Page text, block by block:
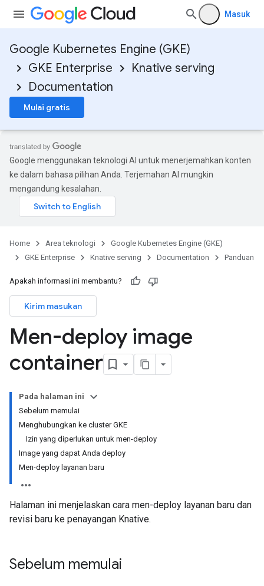
Masuk
Google Kubernetes Engine (GKE)
GKE Enterprise
Knative serving
Documentation
Mulai gratis
Google menggunakan teknologi AI untuk menerjemahkan konten
ke dalam bahasa pilihan Anda. Terjemahan AI mungkin
mengandung kesalahan.
Home Area teknologi
Google Kubernetes Engine (GKE)
GKE Enterprise
Knative serving Documentation Panduan
Apakah informasi ini membantu?
Kirim masukan
Men-deploy image
container
Pada halaman ini
Sebelum memulai
Menghubungkan ke cluster GKE
Izin yang diperlukan untuk men-deploy
Image yang dapat Anda deploy
Men-deploy layanan baru
Halaman ini menjelaskan cara men-deploy layanan baru dan
revisi baru ke penayangan Knative.
Sebelum memulai